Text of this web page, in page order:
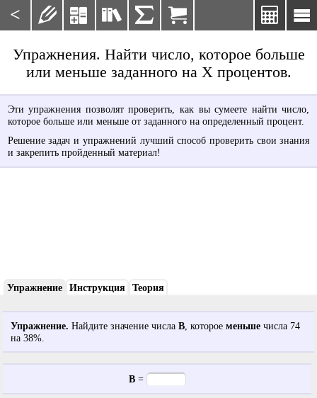
< 

    
Упражнения. Найти число, которое больше
или меньше заданного на X процентов.
Эти упражнения позволят проверить, как вы сумеете найти число,
которое больше или меньше от заданного на определенный процент.
Решение задач и упражнений лучший способ проверить свои знания
и закрепить пройденный материал!
Упражнение Инструкция Теория
Упражнение. Найдите значение числа B, которое меньшечисла 74
на 38%.
B=